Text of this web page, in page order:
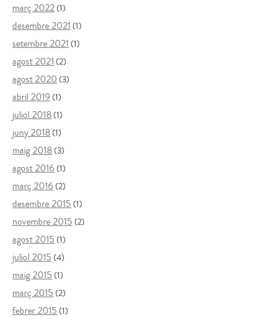
març 2022(1)
desembre 2021 (1)
setembre 2021 (1)
agost 2021 (2)
agost 2020 (3)
abril 2019 (1)
juliol 2018 (1)
juny 2018 (1)
maig 2018 (3)
agost 2016 (1)
març 2016 (2)
desembre 2015 (1)
novembre 2015 (2)
agost 2015 (1)
juliol 2015 (4)
maig 2015 (1)
març 2015 (2)
febrer 2015 (1)